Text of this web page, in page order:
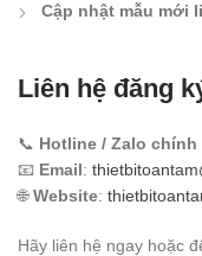
Cập nhật mẫu mới
Liên hệ đăng
📞 Hotline / Zalo
📧 Email:
🌐Website:
Hãy liên hệ ngay hoặc